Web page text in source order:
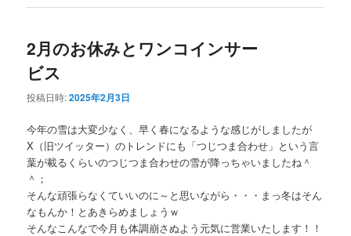
2月のお休みとワンコインサー
ビス
投稿日時:2025年2月3日
今年の雪は大変少なく、早く春になるような感じがしましたが
X（旧ツイッター）のトレンドにも「つじつま合わせ」という言
葉が載るくらいのつじつま合わせの雪が降っちゃいましたね＾
＾；
そんな頑張らなくていいのに～と思いながら・・・まっ冬はそん
なもんか！とあきらめましょうｗ
そんなこんなで今月も体調崩さぬよう元気に営業いたします！！